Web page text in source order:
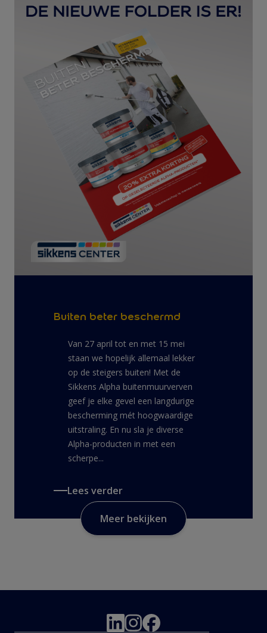
Buiten beter beschermd
Van 27 april tot en met 15 mei
staan we hopelijk allemaal lekker
op de steigers buiten! Met de
Sikkens Alpha buitenmuurverven
geef je elke gevel een langdurige
bescherming mét hoogwaardige
uitstraling. En nu sla je diverse
Alpha-producten in met een
scherpe...
Lees verder
Meer bekijken